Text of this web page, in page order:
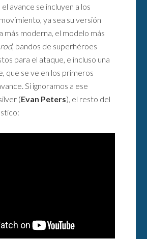
avance se incluyen a los
ya sea su versión
más moderna, el modelo más
, bandos de superhéroes
para el ataque, e incluso una
que se ve en los primeros
Si ignoramos a ese
(Evan Peters), el resto del